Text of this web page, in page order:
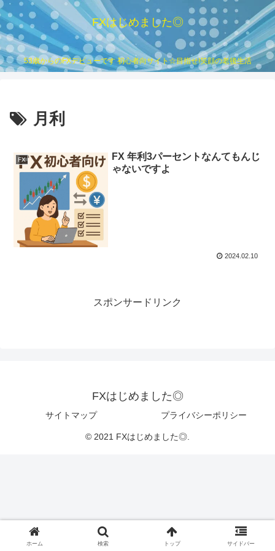
FXはじめました◎
53歳からのFXデビューです 初心者向サイト☆目指せ!笑顔の老後生活
月利
FX
FX 年利3パーセントなんてもんじ
ゃないですよ
2024.02.10
スポンサードリンク
FXはじめました◎
サイトマップ プライバシーポリシー
© 2021 FXはじめました◎.
ホーム 検索 トップ サイドバー